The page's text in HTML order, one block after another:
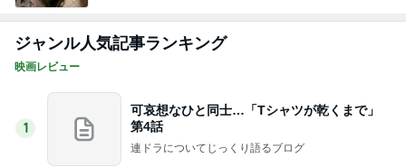
ジャンル人気記事ランキング
映画レビュー
1
可哀想なひと同士…「Tシャツが乾くまで」
第4話
連ドラについてじっくり語るブログ